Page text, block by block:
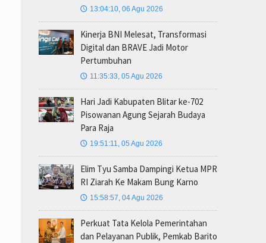
🕔 13:04:10, 06 Agu 2026
Kinerja BNI Melesat, Transformasi
Digital dan BRAVE Jadi Motor
Pertumbuhan
🕔 11:35:33, 05 Agu 2026
Hari Jadi Kabupaten Blitar ke-702
Pisowanan Agung Sejarah Budaya
Para Raja
🕔 19:51:11, 05 Agu 2026
Elim Tyu Samba Dampingi Ketua MPR
RI Ziarah Ke Makam Bung Karno
🕔 15:58:57, 04 Agu 2026
Perkuat Tata Kelola Pemerintahan
dan Pelayanan Publik, Pemkab Barito